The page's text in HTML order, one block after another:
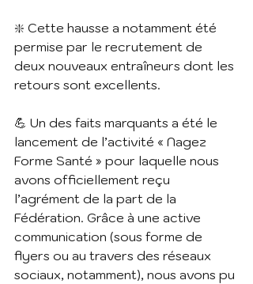
❇️ Cette hausse a notamment été
permise par le recrutement de
deux nouveaux entraîneurs dont les
retours sont excellents.
💪 Un des faits marquants a été le
lancement de l’activité « Nagez
Forme Santé » pour laquelle nous
avons officiellement reçu
l’agrément de la part de la
Fédération. Grâce à une active
communication (sous forme de
flyers ou au travers des réseaux
sociaux, notamment), nous avons pu